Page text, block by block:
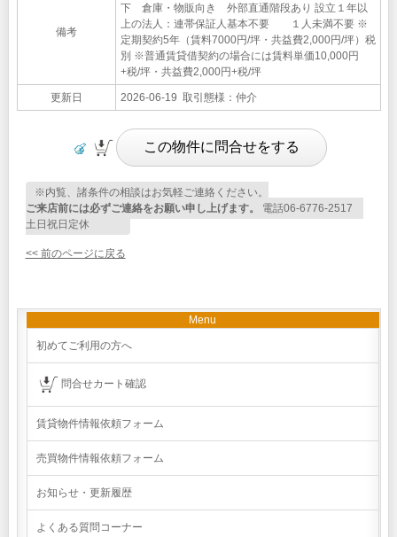
備考
下 倉庫・物販向き 外部直通階段あり 設立１年以
上の法人：連帯保証人基本不要 １人未満不要 ※
定期契約5年（賃料7000円/坪・共益費2,000円/坪）税
別 ※普通賃貸借契約の場合には賃料単価10,000円
+税/坪・共益費2,000円+税/坪
更新日 2026-06-19 取引態様：仲介
※内覧、諸条件の相談はお気軽ご連絡ください。
ご来店前には必ずご連絡をお願い申し上げます。
電話06-6776-2517
土日祝日定休
<< 前のページに戻る
Menu
初めてご利用の方へ
問合せカート確認
賃貸物件情報依頼フォーム
売買物件情報依頼フォーム
お知らせ・更新履歴
よくある質問コーナー